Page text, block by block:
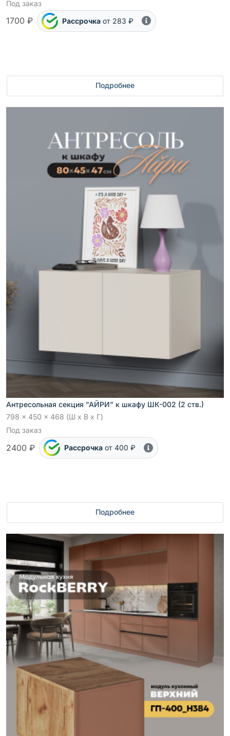
Под заказ
1700 ₽ Рассрочка от 283 ₽
Подробнее
Антресольная секция "АЙРИ" к шкафу ШК-002 (2 ств.)
798 x 450 x 468 (Ш x В x Г)
Под заказ
2400 ₽ Рассрочка от 400 ₽
Подробнее